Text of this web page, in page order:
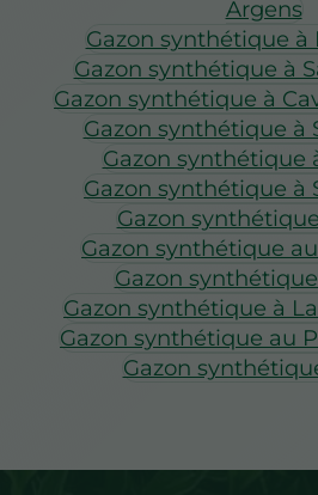
Argens
Gazon synthétique à
Gazon synthétique à
Gazon synthétique à
Gazon synthétique à
Gazon synthétique
Gazon synthétique à
Gazon
Gazon synthétique
Gazon
Gazon synthétique à
Gazon synthétique au
Gazon